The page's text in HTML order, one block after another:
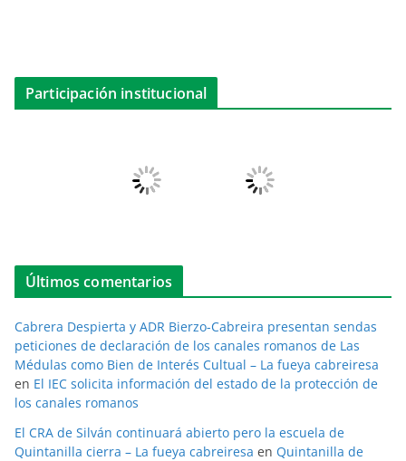
Participación institucional
Últimos comentarios
Cabrera Despierta y ADR Bierzo-Cabreira presentan sendas
peticiones de declaración de los canales romanos de Las
Médulas como Bien de Interés Cultual – La fueya cabreiresa
en El IEC solicita información del estado de la protección de
los canales romanos
El CRA de Silván continuará abierto pero la escuela de
Quintanilla cierra – La fueya cabreiresa en Quintanilla de